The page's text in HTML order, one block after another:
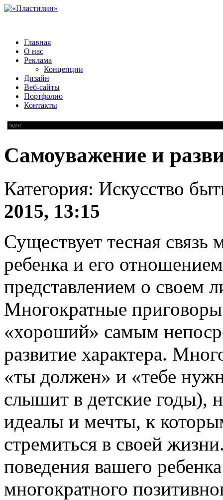
Главная
О нас
Реклама
Концепции
Дизайн
Веб-сайты
Портфолио
Контакты
Самоуважение и
Категория: Искусство
2015, 13:15
Существует тесная связь
ребенка и его
представлением о своем
Многократные
«хороший» самым
развитие характера.
«ты должен» и «тебе
слышит в детские годы),
идеалы и мечты, к
стремиться в своей
поведения вашего
многократного